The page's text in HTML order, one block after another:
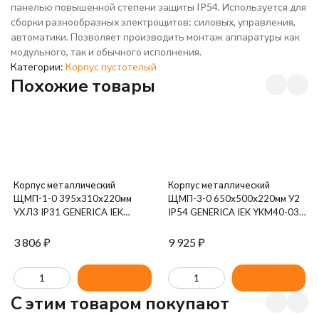
панелью повышенной степени защиты IP54. Используется для
сборки разнообразных электрощитов: силовых, управления,
автоматики. Позволяет производить монтаж аппаратуры как
модульного, так и обычного исполнения.
Категории: Корпус пустотелый
Похожие товары
Корпус металлический
ЩМП-1-0 395х310х220мм
УХЛ3 IP31 GENERICA IEK
3 806₽
Корпус металлический
ЩМП-3-0 650х500х220мм У2
IP54 GENERICA IEK YKM40-03-
9 925₽
C этим товаром покупают